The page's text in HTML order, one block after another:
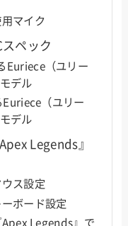
マイク
ペック
Euriece（ユリー
デル
Euriece（ユリー
デル
Legends』
ス設定
ボード設定
Legends』で